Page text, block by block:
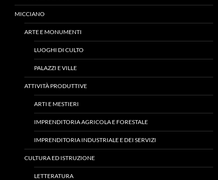
MICCIANO
ARTE E MONUMENTI
LUOGHI DI CULTO
PALAZZI E VILLE
ATTIVITÀ PRODUTTIVE
ARTI E MESTIERI
IMPRENDITORIA AGRICOLA E FORESTALE
IMPRENDITORIA INDUSTRIALE E DEI SERVIZI
CULTURA ED ISTRUZIONE
LETTERATURA